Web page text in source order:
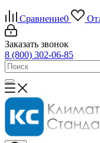
Сравнение0
Заказать звонок
8 (800) 302-06-85